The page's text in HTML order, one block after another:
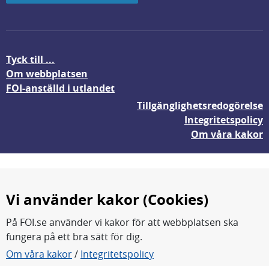
Tyck till ...
Om webbplatsen
FOI-anställd i utlandet
Tillgänglighetsredogörelse
Integritetspolicy
Om våra kakor
FOI forskar för en säkrare värld.
FOI:s kärnverksamhet är forskning, metod- och
Vi använder kakor (Cookies)
På FOI.se använder vi kakor för att webbplatsen ska
fungera på ett bra sätt för dig.
Om våra kakor/ Integritetspolicy